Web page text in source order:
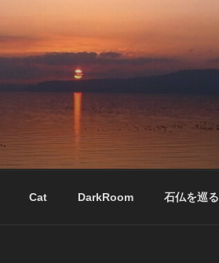
Cat DarkRoom 石仏を巡る